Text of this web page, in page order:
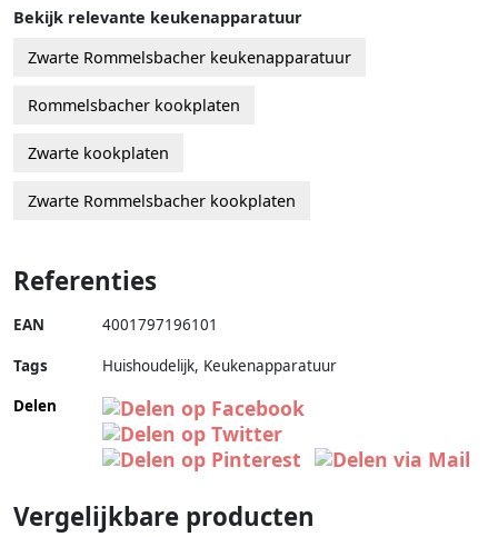
Bekijk relevante keukenapparatuur
Zwarte Rommelsbacher keukenapparatuur
Rommelsbacher kookplaten
Zwarte kookplaten
Zwarte Rommelsbacher kookplaten
Referenties
EAN 4001797196101
Tags
Huishoudelijk, Keukenapparatuur
Delen
Vergelijkbare producten